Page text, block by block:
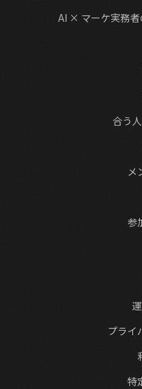
AI × マーケ実務者
合う
メ
参
プライ
特